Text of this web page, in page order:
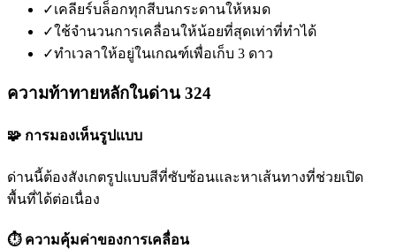
✓เคลียร์บล็อกทุกสีบนกระดานให้หมด
✓ใช้จำนวนการเคลื่อนให้น้อยที่สุดเท่าที่ทำได้
✓ทำเวลาให้อยู่ในเกณฑ์เพื่อเก็บ 3 ดาว
ความท้าทายหลักในด่าน 324
🧩 การมองเห็นรูปแบบ
ด่านนี้ต้องสังเกตรูปแบบสีที่ซับซ้อนและหาเส้นทางที่ช่วยเปิด
พื้นที่ได้ต่อเนื่อง
⏱️ ความคุ้มค่าของการเคลื่อน